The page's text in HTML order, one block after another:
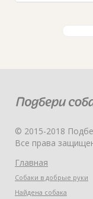
© 2015-2018
Все права
Главная
Собаки в добрые руки
Найдена собака